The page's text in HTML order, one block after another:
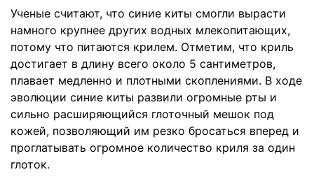
Ученые считают, что синие киты смогли вырасти
намного крупнее других водных млекопитающих,
потому что питаются крилем. Отметим, что криль
достигает в длину всего около 5 сантиметров,
плавает медленно и плотными скоплениями. В ходе
эволюции синие киты развили огромные рты и
сильно расширяющийся глоточный мешок под
кожей, позволяющий им резко бросаться вперед и
проглатывать огромное количество криля за один
глоток.